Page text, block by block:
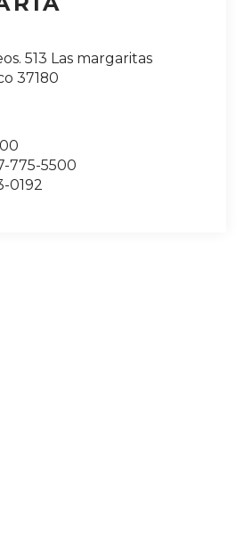
513 Las margaritas
37180
775-5500
0192